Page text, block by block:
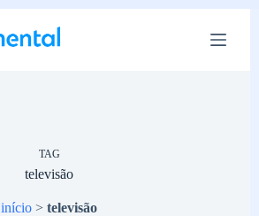
TAG
televisão
início >televisão